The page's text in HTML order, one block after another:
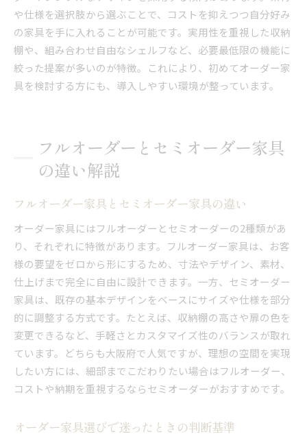
や仕様を選択肢から選ぶことで、コストを抑えつつ自分好み
の家具を手に入れることが可能です。実用性を重視した収納
棚や、組み合わせ自由なシェルフなど、必要最低限の機能に
絞った提案が多いのが特徴。これにより、初めてオーダー家
具を検討する方にも、導入しやすい環境が整っています。
フルオーダーとセミオーダー家具
の違い解説
フルオーダー家具とセミオーダー家具の違い
オーダー家具にはフルオーダーとセミオーダーの2種類があ
り、それぞれに特徴があります。フルオーダー家具は、お客
様の要望をゼロから形にするため、寸法やデザイン、素材、
仕上げまで完全に自由に設計できます。一方、セミオーダー
家具は、既存の基本デザインをベースにサイズや仕様を部分
的に調整する方式です。たとえば、収納棚の高さや扉の色を
変更できるなど、手軽さとカスタマイズ性のバランスが取れ
ています。どちらも大阪府で人気ですが、理想の空間を実現
したい方には、細部までこだわりたい場合はフルオーダー、
コストや納期を重視するならセミオーダーがおすすめです。
オーダー家具選びで迷ったときの判断基準